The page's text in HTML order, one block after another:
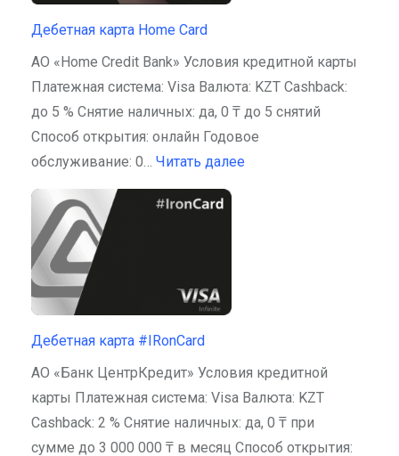
Дебетная карта Home Card
АО «Home Credit Bank» Условия кредитной карты
Платежная система: Visa Валюта: KZT Cashback:
до 5 % Снятие наличных: да, 0 ₸ до 5 снятий
Способ открытия: онлайн Годовое
обслуживание: 0… Читать далее
Дебетная карта #IRonCard
АО «Банк ЦентрКредит» Условия кредитной
карты Платежная система: Visa Валюта: KZT
Cashback: 2 % Снятие наличных: да, 0 ₸ при
сумме до 3 000 000 ₸ в месяц Способ открытия: